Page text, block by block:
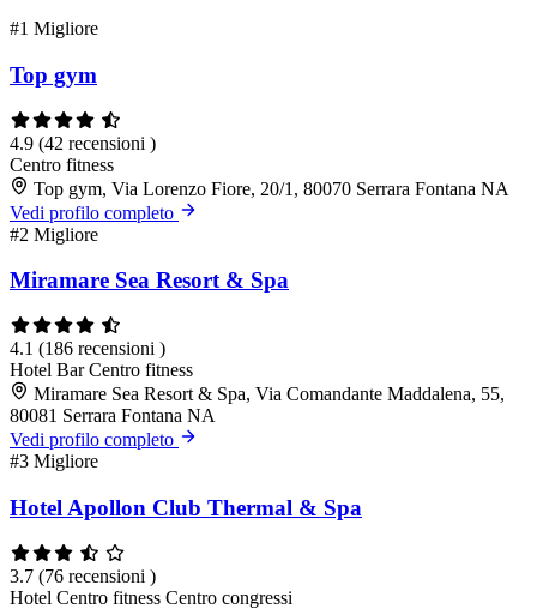
#1 Migliore
Top gym
4.9 (42 recensioni )
Centro fitness
Top gym, Via Lorenzo Fiore, 20/1, 80070 Serrara Fontana NA
Vedi profilo completo
#2 Migliore
Miramare Sea Resort & Spa
4.1 (186 recensioni )
Hotel BarCentro fitness
Miramare Sea Resort & Spa, Via Comandante Maddalena, 55,
80081 Serrara Fontana NA
Vedi profilo completo
#3 Migliore
Hotel Apollon Club Thermal & Spa
3.7 (76 recensioni )
Hotel Centro fitness Centro congressi